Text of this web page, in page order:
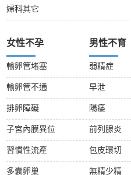
婦科其它
女性不孕
輸卵管堵塞
輸卵管不通
排卵障礙
子宮內膜異位
習慣性流產
多囊卵巢
男性不育
弱精症
早泄
陽痿
前列腺炎
包皮環切
無精少精